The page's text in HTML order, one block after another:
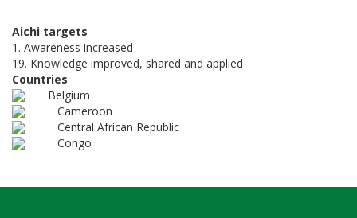
Aichi targets
1. Awareness increased
19. Knowledge improved, shared and applied
Countries
Belgium
Cameroon
Central African Republic
Congo